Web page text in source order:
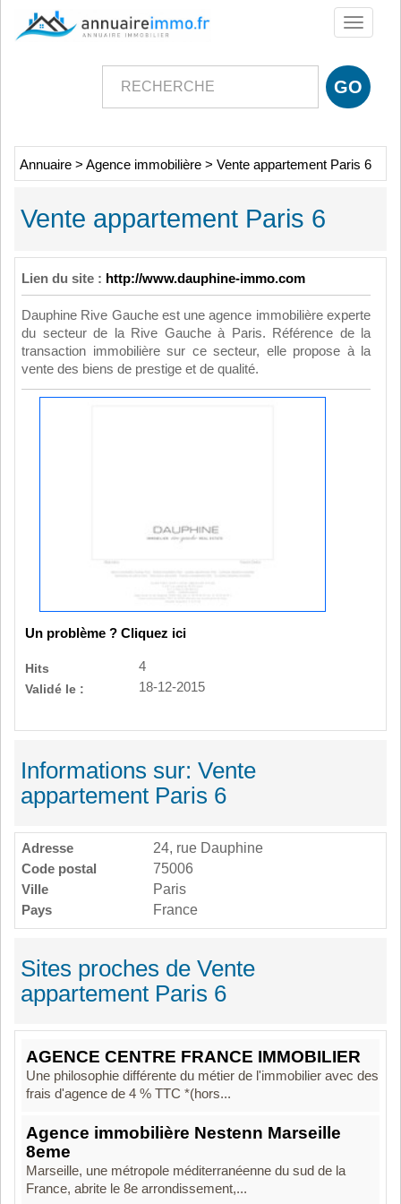
Toggle
Annuaire > Agence immobilière > Vente appartement Paris 6
Vente appartement Paris 6
Lien du site : http://www.dauphine-immo.com
Dauphine Rive Gauche est une agence immobilière experte
du secteur de la Rive Gauche à Paris. Référence de la
transaction immobilière sur ce secteur, elle propose à la
vente des biens de prestige et de qualité.
Un problème ? Cliquez ici
Hits
4
Validé le :
18-12-2015
Informations sur: Vente
appartement Paris 6
Adresse
24, rue Dauphine
Code postal
75006
Ville
Paris
Pays
France
Sites proches de Vente
appartement Paris 6
AGENCE CENTRE FRANCE IMMOBILIER
Une philosophie différente du métier de l'immobilier avec des
frais d'agence de 4 % TTC *(hors...
Agence immobilière Nestenn Marseille
8eme
Marseille, une métropole méditerranéenne du sud de la
France, abrite le 8e arrondissement,...